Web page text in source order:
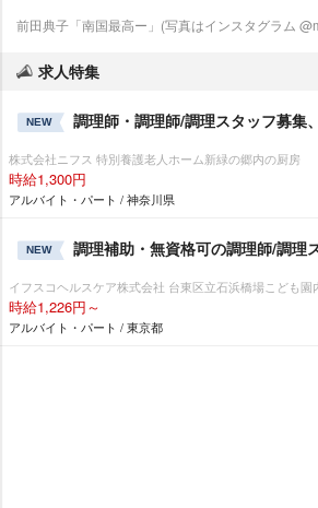
前田典子「南国最高ー」(写真はインスタグラム
求人特集
NEW 調理師・調理師/調理スタッフ募集
株式会社ニフス 特別養護老人ホーム新緑の郷内の厨房
時給1,300円
アルバイト・パート / 神奈川県
NEW 調理補助・無資格可の調理師/調理
イフスコヘルスケア株式会社 台東区立石浜橋場こども園
時給1,226円～
アルバイト・パート / 東京都